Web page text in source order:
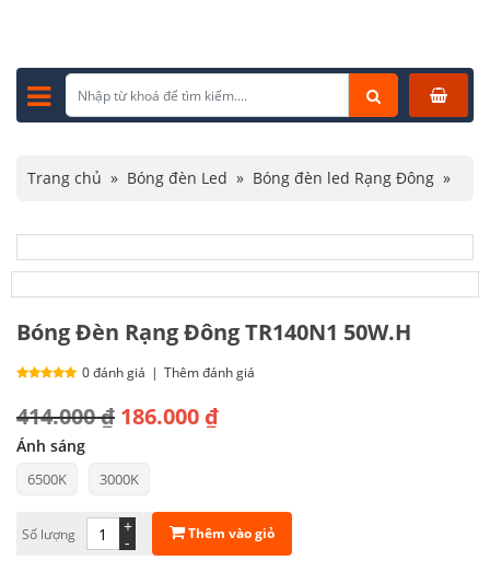
Trang chủ » Bóng đèn Led » Bóng đèn led Rạng Đông »
Bóng Đèn Rạng Đông TR140N1 50W.H
0 đánh giá | Thêm đánh giá
414.000₫
Giá
gốc
là:
414.000 ₫.
186.000 ₫
Giá
hiện
tại
186.000 ₫.
Ánh sáng
6500K 3000K
Số lượng -
+ Thêm vào giỏ